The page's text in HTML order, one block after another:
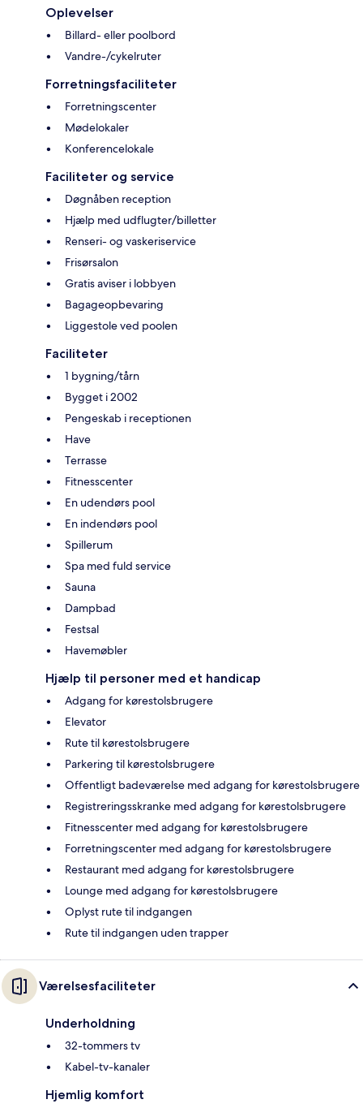
Oplevelser
Billard- eller poolbord
Vandre-/cykelruter
Forretningsfaciliteter
Forretningscenter
Mødelokaler
Konferencelokale
Faciliteter og service
Døgnåben reception
Hjælp med udflugter/billetter
Renseri- og vaskeriservice
Frisørsalon
Gratis aviser i lobbyen
Bagageopbevaring
Liggestole ved poolen
Faciliteter
1 bygning/tårn
Bygget i 2002
Pengeskab i receptionen
Have
Terrasse
Fitnesscenter
En udendørs pool
En indendørs pool
Spillerum
Spa med fuld service
Sauna
Dampbad
Festsal
Havemøbler
Hjælp til personer med et handicap
Adgang for kørestolsbrugere
Elevator
Rute til kørestolsbrugere
Parkering til kørestolsbrugere
Offentligt badeværelse med adgang for kørestolsbrugere
Registreringsskranke med adgang for kørestolsbrugere
Fitnesscenter med adgang for kørestolsbrugere
Forretningscenter med adgang for kørestolsbrugere
Restaurant med adgang for kørestolsbrugere
Lounge med adgang for kørestolsbrugere
Oplyst rute til indgangen
Rute til indgangen uden trapper
Værelsesfaciliteter
Underholdning
32-tommers tv
Kabel-tv-kanaler
Hjemlig komfort